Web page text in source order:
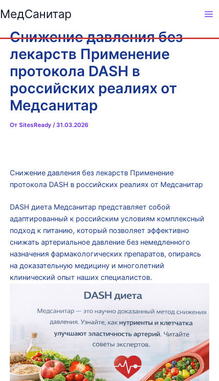
кМедСанитар
Снижение давления без
лекарств Применение
протокола DASH в
российских реалиях от
Медсанитар
От SitesReady / 31.03.2026
Снижение давления без лекарств Применение
протокола DASH в российских реалиях от Медсанитар
DASH диета Медсанитар представляет собой
адаптированный к российским условиям комплексный
подход к питанию, который позволяет эффективно
снижать артериальное давление без немедленного
назначения фармакологических препаратов, опираясь
на доказательную медицину и многолетний
клинический опыт наших специалистов.